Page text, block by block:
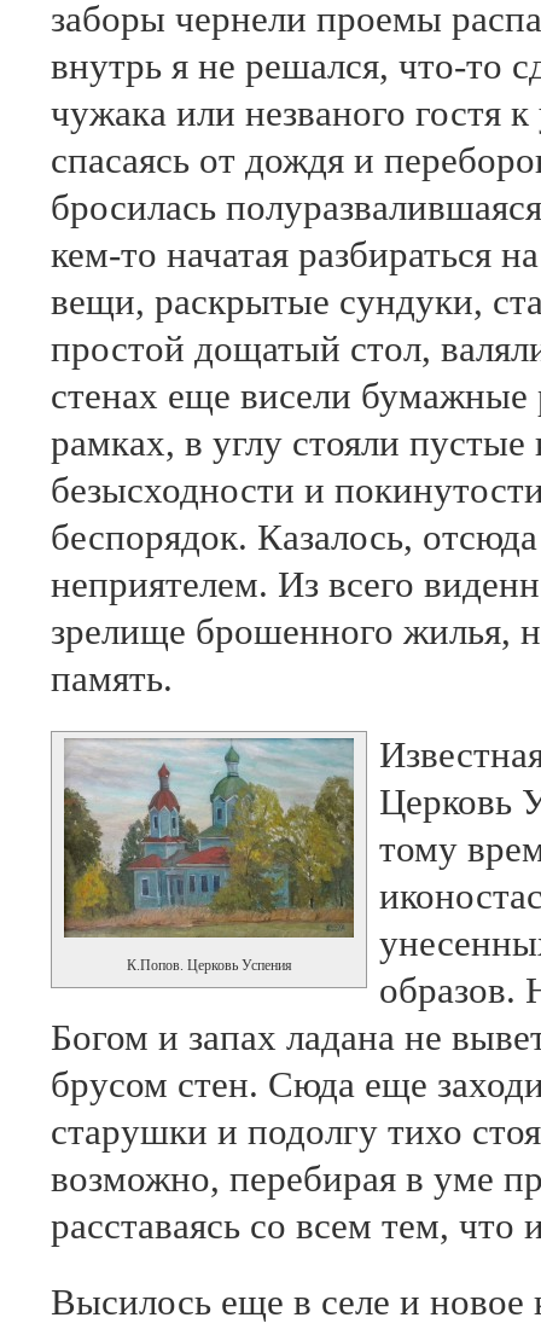
заборы чернели проемы
внутрь я не решался, что-то
чужака или незваного
спасаясь от дождя и
бросилась
кем-то начатая разбираться
вещи, раскрытые сундуки,
простой дощатый стол,
стенах еще висели
рамках, в углу стояли
безысходности и
беспорядок. Казалось,
неприятелем. Из всего
зрелище брошенного жилья,
память.
К.Попов. Церковь Успения
Церковь
тому
образов.
Богом и запах ладана не
брусом стен. Сюда еще
старушки и подолгу тихо
возможно, перебирая в уме
расставаясь со всем тем,
Высилось еще в селе и новое